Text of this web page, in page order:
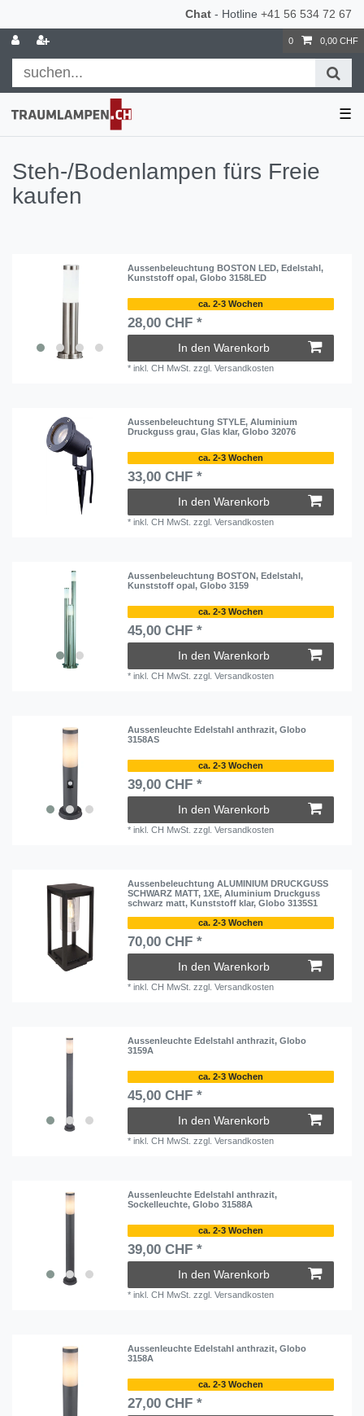
Chat - Hotline +41 56 534 72 67
0 0,00 CHF
☰
Steh-/Bodenlampen fürs Freie
kaufen
Aussenbeleuchtung BOSTON LED, Edelstahl,
Kunststoff opal, Globo 3158LED
ca. 2-3 Wochen
28,00 CHF *
In den Warenkorb
*inkl. CH MwSt. zzgl.Versandkosten
Aussenbeleuchtung STYLE, Aluminium
Druckguss grau, Glas klar, Globo 32076
ca. 2-3 Wochen
33,00 CHF *
In den Warenkorb
*inkl. CH MwSt. zzgl.Versandkosten
Aussenbeleuchtung BOSTON, Edelstahl,
Kunststoff opal, Globo 3159
ca. 2-3 Wochen
45,00 CHF *
In den Warenkorb
*inkl. CH MwSt. zzgl.Versandkosten
Aussenleuchte Edelstahl anthrazit, Globo
3158AS
ca. 2-3 Wochen
39,00 CHF *
In den Warenkorb
*inkl. CH MwSt. zzgl.Versandkosten
Aussenbeleuchtung ALUMINIUM DRUCKGUSS
SCHWARZ MATT, 1XE, Aluminium Druckguss
schwarz matt, Kunststoff klar, Globo 3135S1
ca. 2-3 Wochen
70,00 CHF *
In den Warenkorb
*inkl. CH MwSt. zzgl.Versandkosten
Aussenleuchte Edelstahl anthrazit, Globo
3159A
ca. 2-3 Wochen
45,00 CHF *
In den Warenkorb
*inkl. CH MwSt. zzgl.Versandkosten
Aussenleuchte Edelstahl anthrazit,
Sockelleuchte, Globo 31588A
ca. 2-3 Wochen
39,00 CHF *
In den Warenkorb
*inkl. CH MwSt. zzgl.Versandkosten
Aussenleuchte Edelstahl anthrazit, Globo
3158A
ca. 2-3 Wochen
27,00 CHF *